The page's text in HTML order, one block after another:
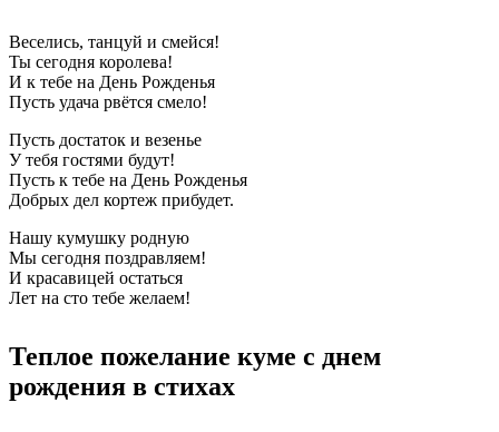
Веселись, танцуй и смейся!
Ты сегодня королева!
И к тебе на День Рожденья
Пусть удача рвётся смело!
Пусть достаток и везенье
У тебя гостями будут!
Пусть к тебе на День Рожденья
Добрых дел кортеж прибудет.
Нашу кумушку родную
Мы сегодня поздравляем!
И красавицей остаться
Лет на сто тебе желаем!
Теплое пожелание куме с днем
рождения в стихах